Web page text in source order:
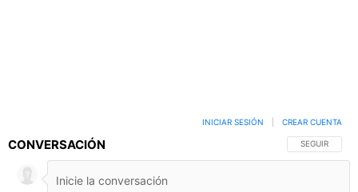
CONVERSACIÓN SIGA ESTA
SEGUIR
INICIAR SESIÓN CREAR CUENTA